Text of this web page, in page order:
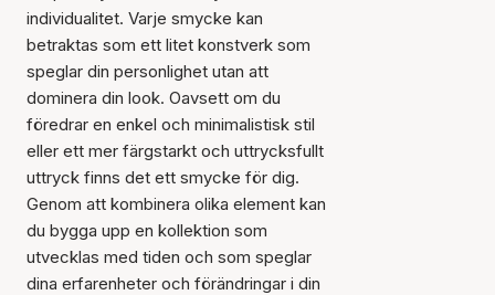
individualitet. Varje smycke kan
betraktas som ett litet konstverk som
speglar din personlighet utan att
dominera din look. Oavsett om du
föredrar en enkel och minimalistisk stil
eller ett mer färgstarkt och uttrycksfullt
uttryck finns det ett smycke för dig.
Genom att kombinera olika element kan
du bygga upp en kollektion som
utvecklas med tiden och som speglar
dina erfarenheter och förändringar i din